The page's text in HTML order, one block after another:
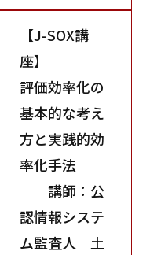
【J-SOX講
座】
評価効率化の
基本的な考え
方と実践的効
率化手法
講師：公
認情報システ
ム監査人 土